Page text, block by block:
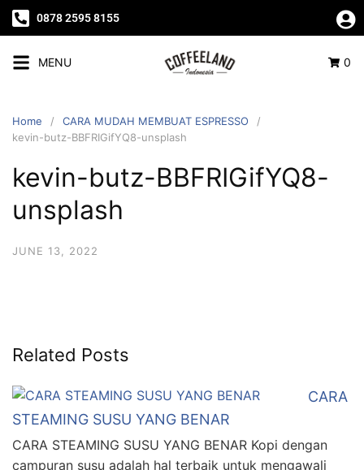
0878 2595 8155
MENU 0
Home
CARA MUDAH MEMBUAT ESPRESSO
kevin-butz-BBFRIGifYQ8-unsplash
kevin-butz-BBFRIGifYQ8-
unsplash
JUNE 13, 2022
Related Posts
CARA
STEAMING SUSU YANG BENAR
CARA STEAMING SUSU YANG BENAR Kopi dengan
campuran susu adalah hal terbaik untuk mengawali